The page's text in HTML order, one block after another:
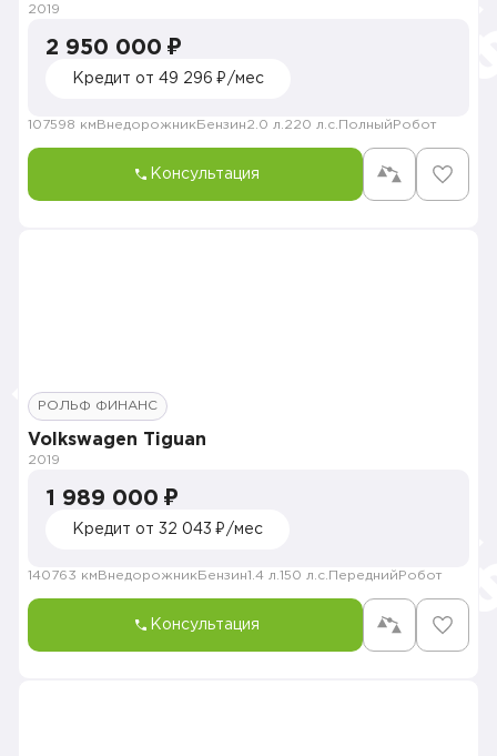
2019
2 950 000 ₽
Кредит от 49 296 ₽/мес
107598 км Внедорожник Бензин2.0 л. 220 л.с. Полный Робот
Консультация
РОЛЬФ ФИНАНС
Volkswagen Tiguan
2019
1 989 000 ₽
Кредит от 32 043 ₽/мес
140763 км Внедорожник Бензин1.4 л. 150 л.с. Передний Робот
Консультация